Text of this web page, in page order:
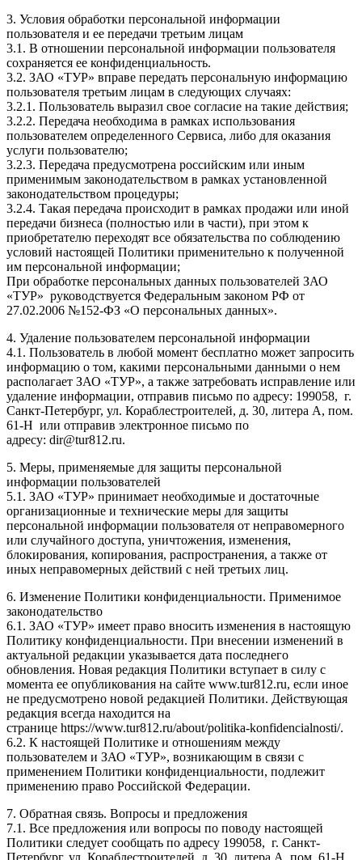
3. Условия обработки персональной информации
пользователя и ее передачи третьим лицам
3.1. В отношении персональной информации пользователя
сохраняется ее конфиденциальность.
3.2. ЗАО «ТУР» вправе передать персональную информацию
пользователя третьим лицам в следующих случаях:
3.2.1. Пользователь выразил свое согласие на такие действия;
3.2.2. Передача необходима в рамках использования
пользователем определенного Сервиса, либо для оказания
услуги пользователю;
3.2.3. Передача предусмотрена российским или иным
применимым законодательством в рамках установленной
законодательством процедуры;
3.2.4. Такая передача происходит в рамках продажи или иной
передачи бизнеса (полностью или в части), при этом к
приобретателю переходят все обязательства по соблюдению
условий настоящей Политики применительно к полученной
им персональной информации;
При обработке персональных данных пользователей ЗАО
«ТУР» руководствуется Федеральным законом РФ от
27.02.2006 №152-ФЗ «О персональных данных».
4. Удаление пользователем персональной информации
4.1. Пользователь в любой момент бесплатно может запросить
информацию о том, какими персональными данными о нем
располагает ЗАО «ТУР», а также затребовать исправление или
удаление информации, отправив письмо по адресу: 199058, г.
Санкт-Петербург, ул. Кораблестроителей, д. 30, литера А, пом.
61-Н или отправив электронное письмо по
адресу: dir@tur812.ru.
5. Меры, применяемые для защиты персональной
информации пользователей
5.1. ЗАО «ТУР» принимает необходимые и достаточные
организационные и технические меры для защиты
персональной информации пользователя от неправомерного
или случайного доступа, уничтожения, изменения,
блокирования, копирования, распространения, а также от
иных неправомерных действий с ней третьих лиц.
6. Изменение Политики конфиденциальности. Применимое
законодательство
6.1. ЗАО «ТУР» имеет право вносить изменения в настоящую
Политику конфиденциальности. При внесении изменений в
актуальной редакции указывается дата последнего
обновления. Новая редакция Политики вступает в силу с
момента ее опубликования на сайте www.tur812.ru, если иное
не предусмотрено новой редакцией Политики. Действующая
редакция всегда находится на
странице https://www.tur812.ru/about/politika-konfidencialnosti/.
6.2. К настоящей Политике и отношениям между
пользователем и ЗАО «ТУР», возникающим в связи с
применением Политики конфиденциальности, подлежит
применению право Российской Федерации.
7. Обратная связь. Вопросы и предложения
7.1. Все предложения или вопросы по поводу настоящей
Политики следует сообщать по адресу 199058, г. Санкт-
Петербург, ул. Кораблестроителей, д. 30, литера А, пом. 61-Н